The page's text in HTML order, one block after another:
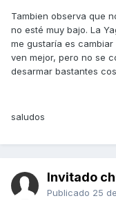
Tambien observa que
no esté muy bajo. La
me gustaría es
ven mejor, pero no se
desarmar bastantes
saludos
Invitado
Publicado 25